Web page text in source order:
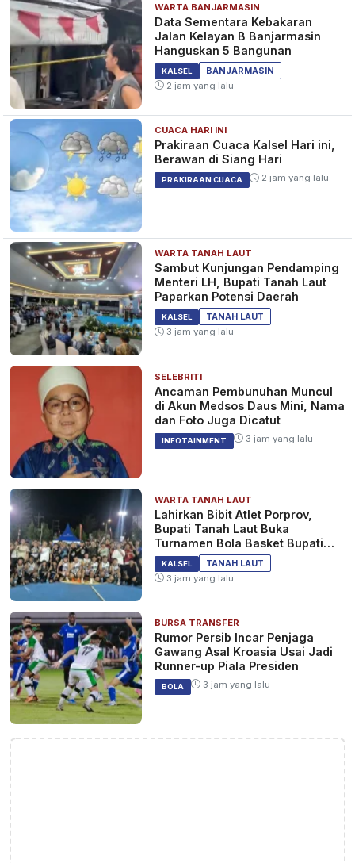
WARTA BANJARMASIN
Data Sementara Kebakaran
Jalan Kelayan B Banjarmasin
Hanguskan 5 Bangunan
KALSEL
BANJARMASIN
2 jam yang lalu
CUACA HARI INI
Prakiraan Cuaca Kalsel Hari ini,
Berawan di Siang Hari
PRAKIRAAN CUACA 2 jam yang lalu
WARTA TANAH LAUT
Sambut Kunjungan Pendamping
Menteri LH, Bupati Tanah Laut
Paparkan Potensi Daerah
KALSEL
TANAH LAUT
3 jam yang lalu
SELEBRITI
Ancaman Pembunuhan Muncul
di Akun Medsos Daus Mini, Nama
dan Foto Juga Dicatut
INFOTAINMENT 3 jam yang lalu
WARTA TANAH LAUT
Lahirkan Bibit Atlet Porprov,
Bupati Tanah Laut Buka
Turnamen Bola Basket Bupati
Cup 2026
KALSEL
TANAH LAUT
3 jam yang lalu
BURSA TRANSFER
Rumor Persib Incar Penjaga
Gawang Asal Kroasia Usai Jadi
Runner-up Piala Presiden
BOLA 3 jam yang lalu